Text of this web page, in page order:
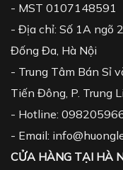
- MST 0107148591
- Địa chỉ: Số 1A ngõ
Đống Đa, Hà Nội
- Trung Tâm Bán Sỉ
Tiến Đông, P. Trung
- Hotline:
- Email:
CỬA HÀNG TẠI HÀ